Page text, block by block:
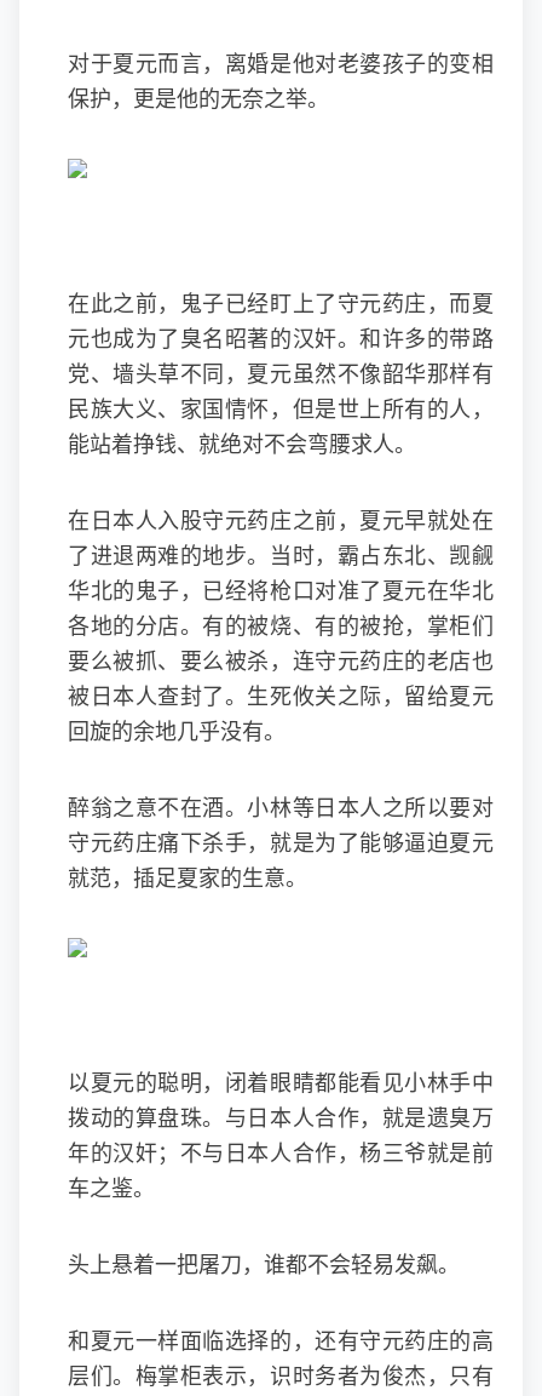
对于夏元而言，离婚是他对老婆孩子的变相
保护，更是他的无奈之举。
在此之前，鬼子已经盯上了守元药庄，而夏
元也成为了臭名昭著的汉奸。和许多的带路
党、墙头草不同，夏元虽然不像韶华那样有
民族大义、家国情怀，但是世上所有的人，
能站着挣钱、就绝对不会弯腰求人。
在日本人入股守元药庄之前，夏元早就处在
了进退两难的地步。当时，霸占东北、觊觎
华北的鬼子，已经将枪口对准了夏元在华北
各地的分店。有的被烧、有的被抢，掌柜们
要么被抓、要么被杀，连守元药庄的老店也
被日本人查封了。生死攸关之际，留给夏元
回旋的余地几乎没有。
醉翁之意不在酒。小林等日本人之所以要对
守元药庄痛下杀手，就是为了能够逼迫夏元
就范，插足夏家的生意。
以夏元的聪明，闭着眼睛都能看见小林手中
拨动的算盘珠。与日本人合作，就是遗臭万
年的汉奸；不与日本人合作，杨三爷就是前
车之鉴。
头上悬着一把屠刀，谁都不会轻易发飙。
和夏元一样面临选择的，还有守元药庄的高
层们。梅掌柜表示，识时务者为俊杰，只有